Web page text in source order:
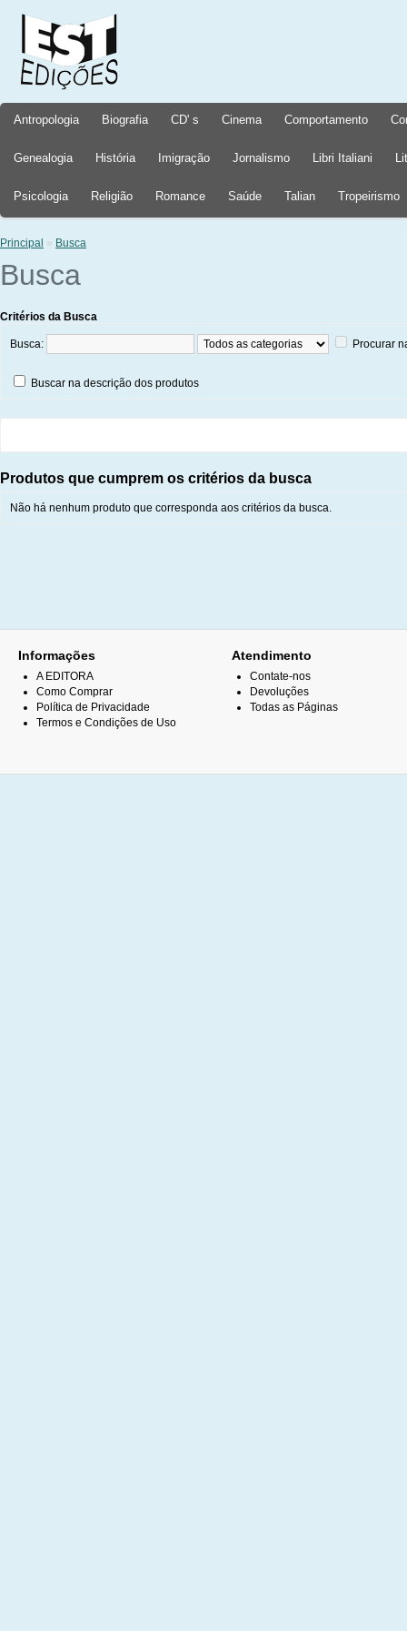
Antropologia Biografia CD' s Cinema Comportamento
Genealogia História Imigração Jornalismo Libri Italiani
Psicologia Religião Romance Saúde Talian Tropeirismo
Principal » Busca
Busca
Critérios da Busca
Busca: Procurar
Buscar na descrição dos produtos
Produtos que cumprem os critérios da busca
Não há nenhum produto que corresponda aos critérios da busca.
Informações
A EDITORA
Como Comprar
Política de Privacidade
Termos e Condições de Uso
Atendimento
Contate-nos
Devoluções
Todas as Páginas